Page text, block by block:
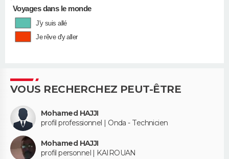
Voyages dans le monde
J'y suis allé
Je rêve d'y aller
VOUS RECHERCHEZ PEUT-ÊTRE
Mohamed HAJJI
profil professionnel | Onda - Technicien
Mohamed HAJJI
profil personnel | KAIROUAN